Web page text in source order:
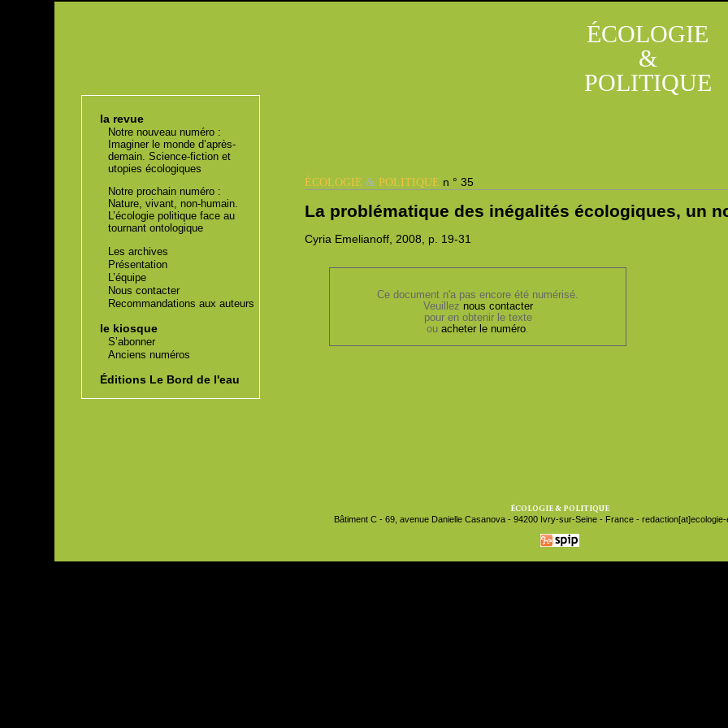
ÉCOLOGIE
&
POLITIQUE
la revue
Notre nouveau numéro :
Imaginer le monde d’après-
demain. Science-fiction et
utopies écologiques
Notre prochain numéro :
Nature, vivant, non-humain.
L’écologie politique face au
tournant ontologique
Les archives
Présentation
L’équipe
Nous contacter
Recommandations aux auteurs
le kiosque
S’abonner
Anciens numéros
Éditions Le Bord de l'eau
ÉCOLOGIE& POLITIQUE n ° 35
La problématique des inégalités écologiques, un
Cyria Emelianoff, 2008, p. 19-31
Ce document n'a pas encore été numérisé.
Veuillez nous contacter
pour en obtenir le texte
ouacheter le numéro.
ÉCOLOGIE & POLITIQUE
Bâtiment C - 69, avenue Danielle Casanova - 94200 Ivry-sur-Seine - France - redaction[at]ecologie-